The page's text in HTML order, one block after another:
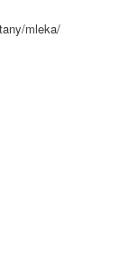
mleka/